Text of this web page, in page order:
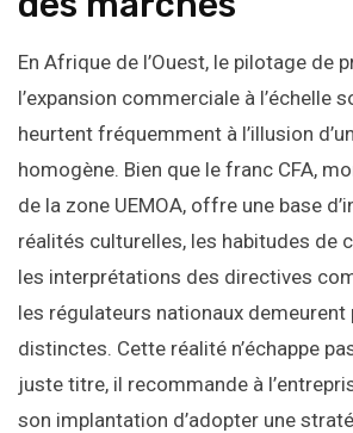
En Afrique de l’Ouest, le pilotage de
l’expansion commerciale à l’échelle
heurtent fréquemment à l’illusion
homogène. Bien que le franc CFA,
de la zone UEMOA, offre une base
réalités culturelles, les habitudes de
les interprétations des directives
les régulateurs nationaux
distinctes. Cette réalité n’échappe
juste titre, il recommande à
son implantation d’adopter une